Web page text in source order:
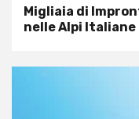
Migliaia di
nelle Alpi Italiane